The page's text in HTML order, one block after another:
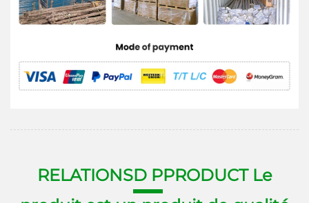
RELATIONSD PPRODUCT Le